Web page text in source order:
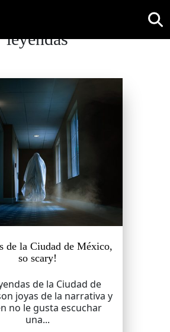
leyendas
de la Ciudad de México,
so scary!
de la Ciudad de
joyas de la narrativa y
no le gusta escuchar
una...